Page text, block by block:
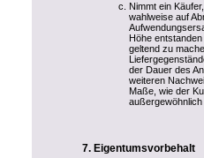
Nimmt ein
wahlweise auf
Höhe
geltend zu
der Dauer des
weiteren
Maße, wie der
Eigentumsvorbehalt